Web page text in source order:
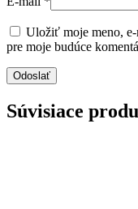
Uložiť moje meno,
pre moje budúce
Súvisiace